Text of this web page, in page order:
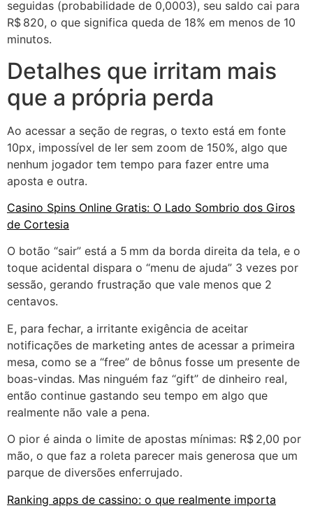
seguidas (probabilidade de 0,0003), seu saldo cai para
R$ 820, o que significa queda de 18% em menos de 10
minutos.
Detalhes que irritam mais
que a própria perda
Ao acessar a seção de regras, o texto está em fonte
10px, impossível de ler sem zoom de 150%, algo que
nenhum jogador tem tempo para fazer entre uma
aposta e outra.
Casino Spins Online Gratis: O Lado Sombrio dos Giros
de Cortesia
O botão “sair” está a 5 mm da borda direita da tela, e o
toque acidental dispara o “menu de ajuda” 3 vezes por
sessão, gerando frustração que vale menos que 2
centavos.
E, para fechar, a irritante exigência de aceitar
notificações de marketing antes de acessar a primeira
mesa, como se a “free” de bônus fosse um presente de
boas-vindas. Mas ninguém faz “gift” de dinheiro real,
então continue gastando seu tempo em algo que
realmente não vale a pena.
O pior é ainda o limite de apostas mínimas: R$ 2,00 por
mão, o que faz a roleta parecer mais generosa que um
parque de diversões enferrujado.
Ranking apps de cassino: o que realmente importa